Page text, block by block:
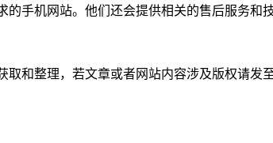
的手机网站。他们还会提供相关的售后服务和
和整理，若文章或者网站内容涉及版权请发